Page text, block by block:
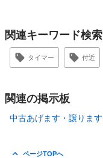
関連キーワード検索
タイマー 付近
関連の掲示板
中古あげます・譲ります
ページTOPへ